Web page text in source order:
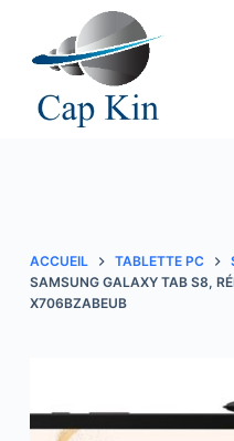
c
o
n
u
ACCUEIL TABLETTE PC
SAMSUNG GALAXY TAB S8,
X706BZABEUB